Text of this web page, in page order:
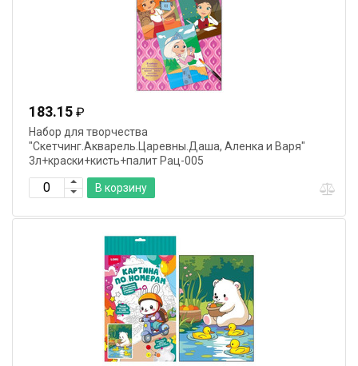
183.15 ₽
Набор для творчества
"Скетчинг.Акварель.Царевны.Даша, Аленка и Варя"
3л+краски+кисть+палит Рац-005
В корзину